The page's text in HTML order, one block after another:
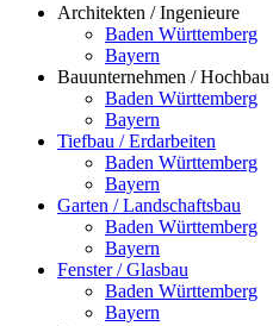
Architekten / Ingenieure
Baden Württemberg
Bayern
Bauunternehmen / Hochbau
Baden Württemberg
Bayern
Tiefbau / Erdarbeiten
Baden Württemberg
Bayern
Garten / Landschaftsbau
Baden Württemberg
Bayern
Fenster / Glasbau
Baden Württemberg
Bayern